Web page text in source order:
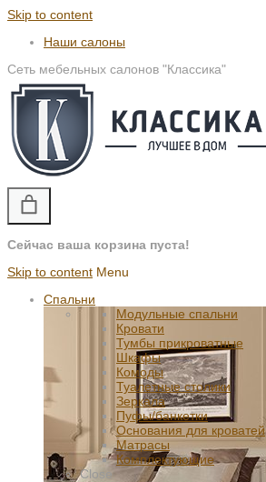
Skip to content
Наши салоны
Сеть мебельных салонов "Классика"
Сейчас ваша корзина пуста!
Skip to content Menu
Спальни
Модульные спальни
Кровати
Тумбы прикроватные
Шкафы
Комоды
Туалетные столики
Зеркала
Пуфы/банкетки
Основания для кроватей
Матрасы
Комплектующие
Close